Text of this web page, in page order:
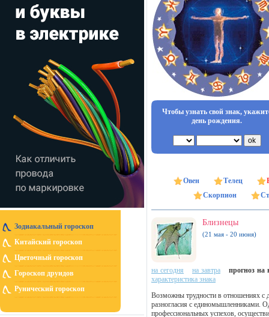
Зодиакальный гороскоп
Китайский гороскоп
Цветочный гороскоп
Гороскоп друидов
Рунический гороскоп
Чтобы узнать свой знак,
день рождения.
Овен Телец
Скорпион
Близнецы
(21 мая - 20 июня)
на сегодня на завтра
прогноз на
характеристика знака
Возможны трудности в отношениях с
разногласия с единомышленниками.
профессиональных успехов,